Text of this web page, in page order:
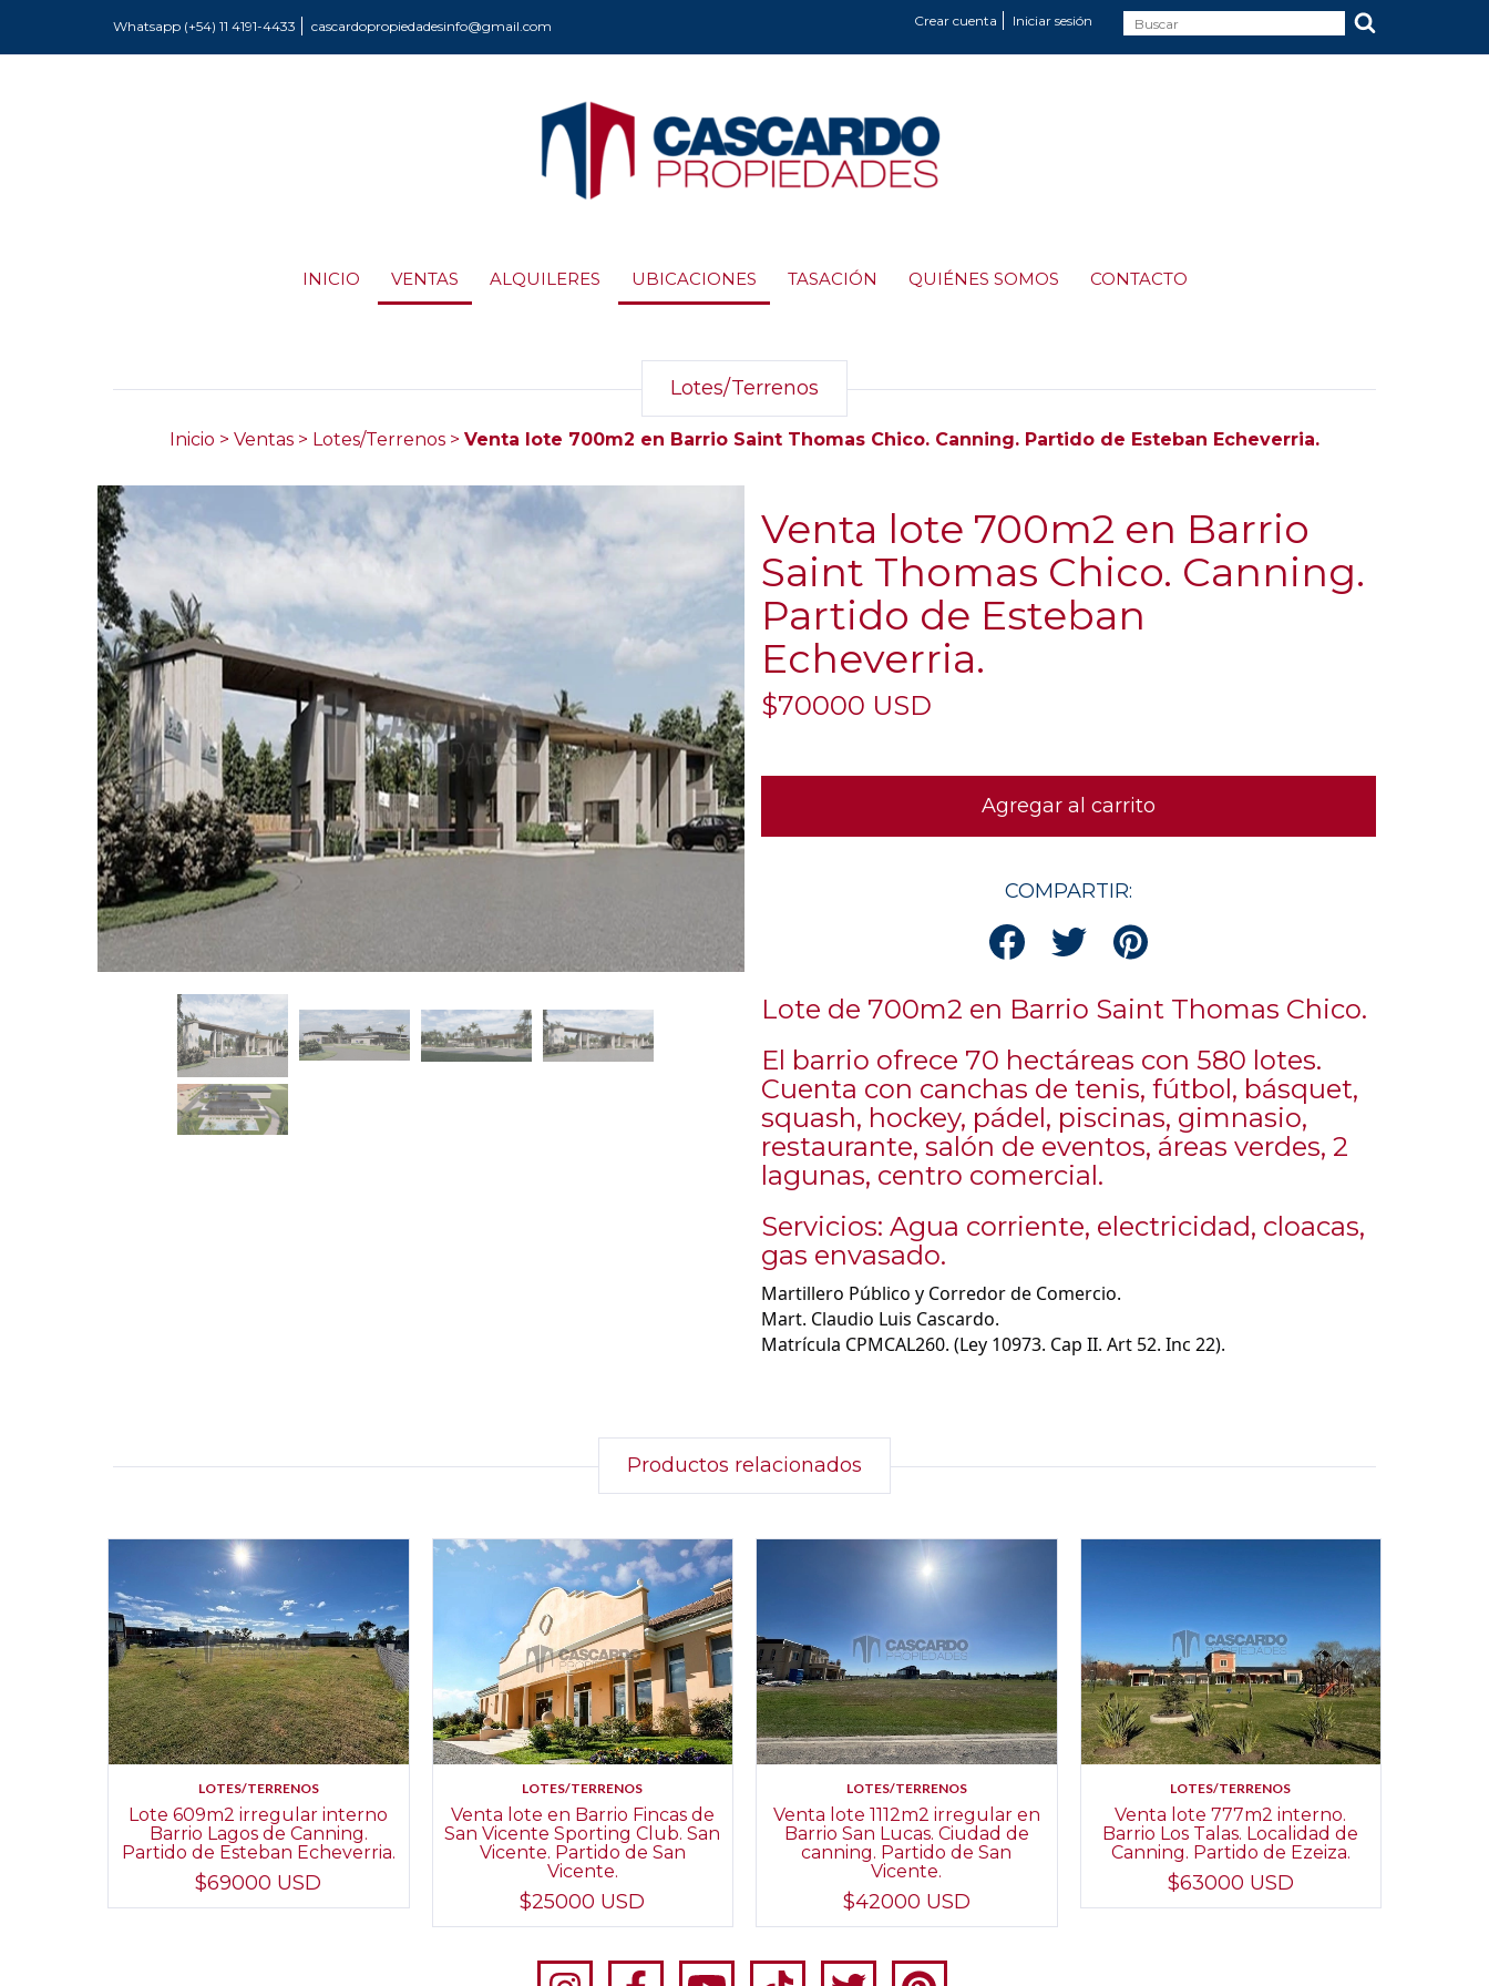
Whatsapp (+54) 11 4191-4433 cascardopropiedadesinfo@gmail.com Crear cuenta Iniciar sesión
INICIO VENTAS ALQUILERES UBICACIONES TASACIÓN QUIÉNES SOMOS CONTACTO
Lotes/Terrenos
Inicio > Ventas > Lotes/Terrenos > Venta lote 700m2 en Barrio Saint Thomas Chico. Canning. Partido de Esteban Echeverria.
Venta lote 700m2 en Barrio
Saint Thomas Chico. Canning.
Partido de Esteban
Echeverria.
$70000 USD
COMPARTIR:
Lote de 700m2 en Barrio Saint Thomas Chico.
El barrio ofrece 70 hectáreas con 580 lotes.
Cuenta con canchas de tenis, fútbol, básquet,
squash, hockey, pádel, piscinas, gimnasio,
restaurante, salón de eventos, áreas verdes, 2
lagunas, centro comercial.
Servicios: Agua corriente, electricidad, cloacas,
gas envasado.
Martillero Público y Corredor de Comercio.
Mart. Claudio Luis Cascardo.
Matrícula CPMCAL260. (Ley 10973. Cap II. Art 52. Inc 22).
Productos relacionados
LOTES/TERRENOS
Lote 609m2 irregular interno
Barrio Lagos de Canning.
Partido de Esteban Echeverria.
$69000 USD
LOTES/TERRENOS
Venta lote en Barrio Fincas de
San Vicente Sporting Club. San
Vicente. Partido de San
Vicente.
$25000 USD
LOTES/TERRENOS
Venta lote 1112m2 irregular en
Barrio San Lucas. Ciudad de
canning. Partido de San
Vicente.
$42000 USD
LOTES/TERRENOS
Venta lote 777m2 interno.
Barrio Los Talas. Localidad de
Canning. Partido de Ezeiza.
$63000 USD